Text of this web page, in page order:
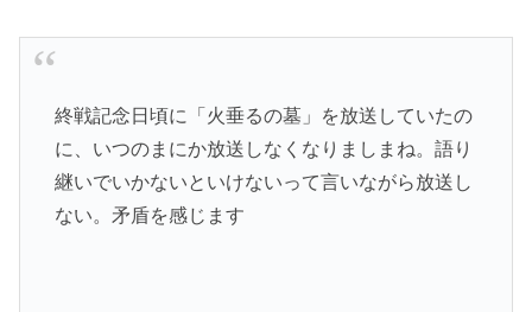
終戦記念日頃に「火垂るの墓」を放送していたの
に、いつのまにか放送しなくなりましまね。語り
継いでいかないといけないって言いながら放送し
ない。矛盾を感じます